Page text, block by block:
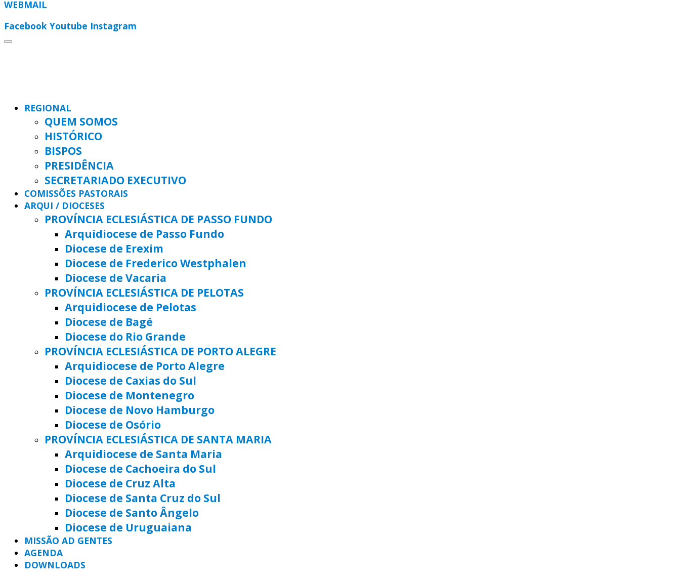
WEBMAIL
Facebook Youtube Instagram
REGIONAL
QUEM SOMOS
HISTÓRICO
BISPOS
PRESIDÊNCIA
SECRETARIADO EXECUTIVO
COMISSÕES PASTORAIS
ARQUI / DIOCESES
PROVÍNCIA ECLESIÁSTICA DE PASSO FUNDO
Arquidiocese de Passo Fundo
Diocese de Erexim
Diocese de Frederico Westphalen
Diocese de Vacaria
PROVÍNCIA ECLESIÁSTICA DE PELOTAS
Arquidiocese de Pelotas
Diocese de Bagé
Diocese do Rio Grande
PROVÍNCIA ECLESIÁSTICA DE PORTO ALEGRE
Arquidiocese de Porto Alegre
Diocese de Caxias do Sul
Diocese de Montenegro
Diocese de Novo Hamburgo
Diocese de Osório
PROVÍNCIA ECLESIÁSTICA DE SANTA MARIA
Arquidiocese de Santa Maria
Diocese de Cachoeira do Sul
Diocese de Cruz Alta
Diocese de Santa Cruz do Sul
Diocese de Santo Ângelo
Diocese de Uruguaiana
MISSÃO AD GENTES
AGENDA
DOWNLOADS